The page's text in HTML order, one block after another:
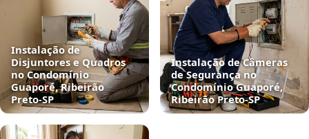
Instalação de
Disjuntores e Quadros
no Condomínio
Guaporé, Ribeirão
Preto‑SP
Instalação de Câmeras
de Segurança no
Condomínio Guaporé,
Ribeirão Preto‑SP